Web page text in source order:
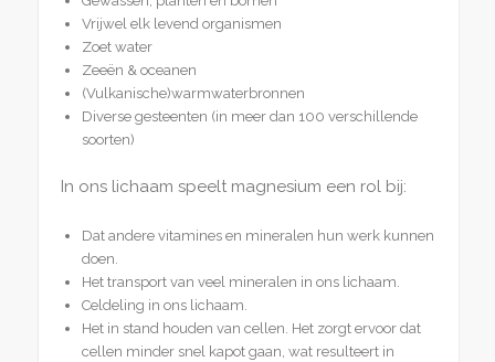
Vrijwel elk levend organismen
Zoet water
Zeeën & oceanen
(Vulkanische)warmwaterbronnen
Diverse gesteenten (in meer dan 100 verschillende
soorten)
In ons lichaam speelt magnesium een rol bij:
Dat andere vitamines en mineralen hun werk kunnen
doen.
Het transport van veel mineralen in ons lichaam.
Celdeling in ons lichaam.
Het in stand houden van cellen. Het zorgt ervoor dat
cellen minder snel kapot gaan, wat resulteert in